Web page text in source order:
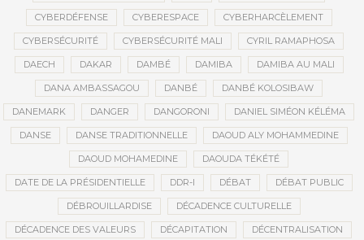
CYBERDÉFENSE CYBERESPACE CYBERHARCÈLEMENT
CYBERSÉCURITÉ CYBERSÉCURITÉ MALI CYRIL RAMAPHOSA
DAECH DAKAR DAMBÉ DAMIBA DAMIBA AU MALI
DANA AMBASSAGOU DANBÉ DANBÉ KOLOSIBAW
DANEMARK DANGER DANGORONI DANIEL SIMÉON KÉLÉMA
DANSE DANSE TRADITIONNELLE DAOUD ALY MOHAMMEDINE
DAOUD MOHAMEDINE DAOUDA TÉKÉTÉ
DATE DE LA PRÉSIDENTIELLE DDR-I DÉBAT DÉBAT PUBLIC
DÉBROUILLARDISE DÉCADENCE CULTURELLE
DÉCADENCE DES VALEURS DÉCAPITATION DÉCENTRALISATION